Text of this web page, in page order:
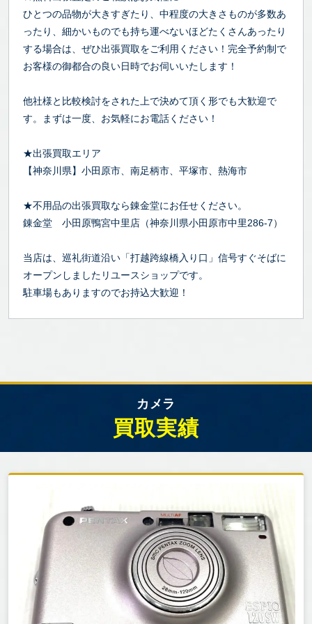
ひとつの品物が大きすぎたり、中程度の大きさものが多数あ
ったり、細かいものでも持ち運べないほどたくさんあったり
する場合は、ぜひ出張買取をご利用ください！完全予約制で
お客様の御都合の良い日時でお伺いいたします！
他社様と比較検討をされた上で決めて頂く形でも大歓迎で
す。まずは一度、お気軽にお電話ください！
★出張買取エリア
【神奈川県】小田原市、南足柄市、平塚市、熱海市
★不用品の出張買取なら錬金堂にお任せください。
錬金堂 小田原鴨宮中里店（神奈川県小田原市中里286-7）
当店は、巡礼街道沿い「打越跨線橋入り口」信号すぐそばに
オープンしましたリユースショップです。
駐車場もありますのでお持込大歓迎！
カメラ
買取実績